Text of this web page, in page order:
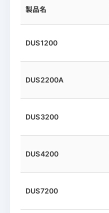
製品名
DUS1200
DUS2200A
DUS3200
DUS4200
DUS7200